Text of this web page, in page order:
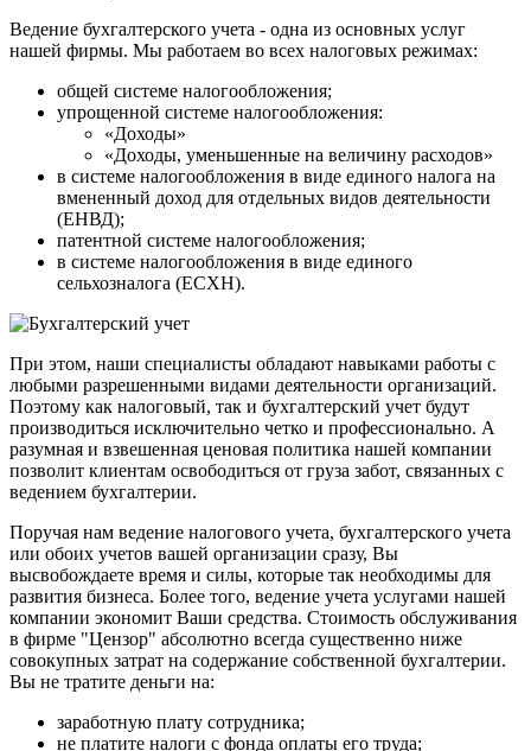
Ведение бухгалтерского учета - одна из основных услуг
нашей фирмы. Мы работаем во всех налоговых режимах:
общей системе налогообложения;
упрощенной системе налогообложения:
«Доходы»
«Доходы, уменьшенные на величину расходов»
в системе налогообложения в виде единого налога на
вмененный доход для отдельных видов деятельности
(ЕНВД);
патентной системе налогообложения;
в системе налогообложения в виде единого
сельхозналога (ЕСХН).
При этом, наши специалисты обладают навыками работы с
любыми разрешенными видами деятельности организаций.
Поэтому как налоговый, так и бухгалтерский учет будут
производиться исключительно четко и профессионально. А
разумная и взвешенная ценовая политика нашей компании
позволит клиентам освободиться от груза забот, связанных с
ведением бухгалтерии.
Поручая нам ведение налогового учета, бухгалтерского учета
или обоих учетов вашей организации сразу, Вы
высвобождаете время и силы, которые так необходимы для
развития бизнеса. Более того, ведение учета услугами нашей
компании экономит Ваши средства. Стоимость обслуживания
в фирме "Цензор" абсолютно всегда существенно ниже
совокупных затрат на содержание собственной бухгалтерии.
Вы не тратите деньги на:
заработную плату сотрудника;
не платите налоги с фонда оплаты его труда;